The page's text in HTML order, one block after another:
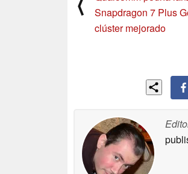
Snapdragon 7 Plus
clúster mejorado